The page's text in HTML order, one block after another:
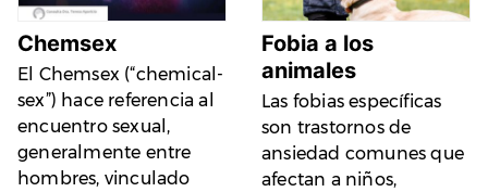
Chemsex
El Chemsex (“chemical-
sex”) hace referencia al
encuentro sexual,
generalmente entre
hombres, vinculado
Fobia a los
animales
Las fobias específicas
son trastornos de
ansiedad comunes que
afectan a niños,